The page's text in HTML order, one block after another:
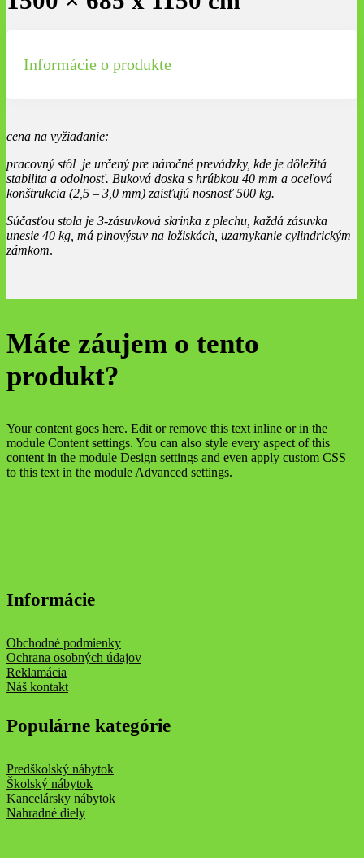
Informácie o produkte
cena na vyžiadanie:
pracovný stôl je určený pre náročné prevádzky, kde je dôležitá
stabilita a odolnosť. Buková doska s hrúbkou 40 mm a oceľová
konštrukcia (2,5 – 3,0 mm) zaisťujú nosnosť 500 kg.
Súčasťou stola je 3-zásuvková skrinka z plechu, každá zásuvka
unesie 40 kg, má plnovýsuv na ložiskách, uzamykanie cylindrickým
zámkom.
Máte záujem o tento
produkt?
Your content goes here. Edit or remove this text inline or in the
module Content settings. You can also style every aspect of this
content in the module Design settings and even apply custom CSS
to this text in the module Advanced settings.
Informácie
Obchodné podmienky
Ochrana osobných údajov
Reklamácia
Náš kontakt
Populárne kategórie
Predškolský nábytok
Školský nábytok
Kancelársky nábytok
Nahradné diely